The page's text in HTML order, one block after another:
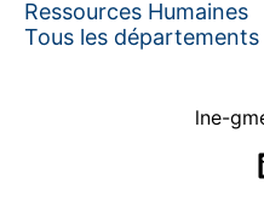
Ressources Humaines
Tous les départements
lne-